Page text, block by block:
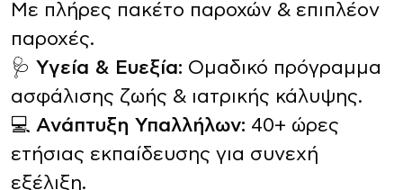
Με πλήρες πακέτο παροχών & επιπλέον
παροχές.
🩺 Υγεία & Ευεξία: Ομαδικό πρόγραμμα
ασφάλισης ζωής & ιατρικής κάλυψης.
💻 Ανάπτυξη Υπαλλήλων: 40+ ώρες
ετήσιας εκπαίδευσης για συνεχή
εξέλιξη.